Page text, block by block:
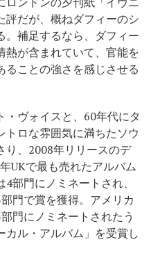
評だが、概ねダフィーのシ
。補足するなら、ダフィー
熱が含まれていて、官能を
ことの強さを感じさせる
ヴォイスと、60年代にタ
トロな雰囲気に満ちたソウ
り、2008年リリースのデ
UKで最も売れたアルバム
部門にノミネートされ、
門で賞を獲得。アメリカ
門にノミネートされたう
カル・アルバム」を受賞し